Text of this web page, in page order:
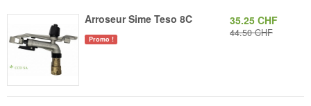
Arroseur Sime Teso 8C
Promo !
35.25 CHF
44.50 CHF